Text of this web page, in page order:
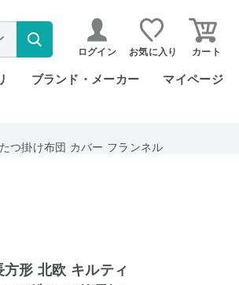
ログイン お気に入り カート
ブランド・メーカー マイページ
つ掛け布団 カバー フランネル
形 北欧 キルティ